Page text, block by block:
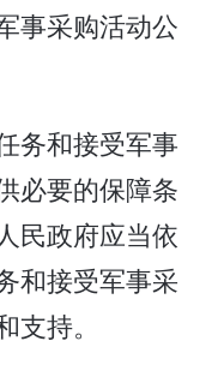
事采购活动公
务和接受军事
必要的保障条
民政府应当依
和接受军事采
持。